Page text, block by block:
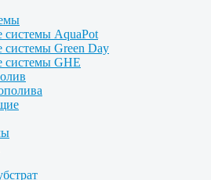
системы AquaPot
Green Day
системы GHE